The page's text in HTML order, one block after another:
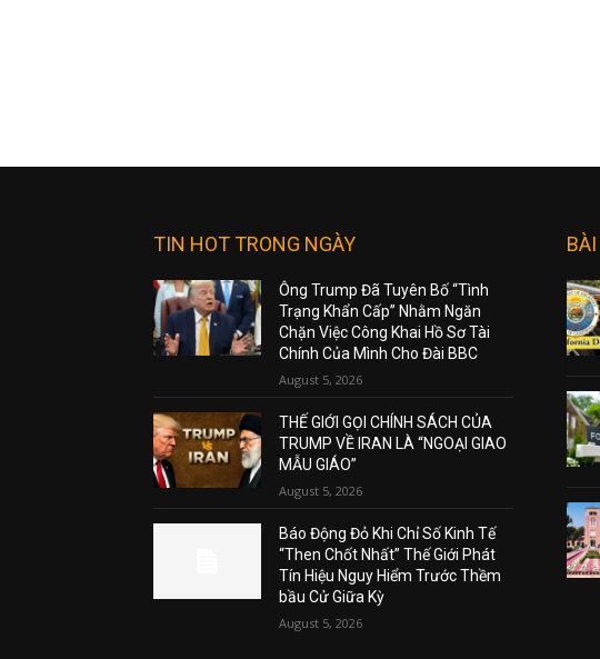
TIN HOT TRONG NGÀY
Ông Trump Đã Tuyên Bố “Tình
Trạng Khẩn Cấp” Nhằm Ngăn
Chặn Việc Công Khai Hồ Sơ Tài
Chính Của Mình Cho Đài BBC
August 5, 2026
THẾ GIỚI GỌI CHÍNH SÁCH CỦA
TRUMP VỀ IRAN LÀ “NGOẠI GIAO
MẪU GIÁO”
August 5, 2026
Báo Động Đỏ Khi Chỉ Số Kinh Tế
“Then Chốt Nhất” Thế Giới Phát
Tín Hiệu Nguy Hiểm Trước Thềm
bầu Cử Giữa Kỳ
August 5, 2026